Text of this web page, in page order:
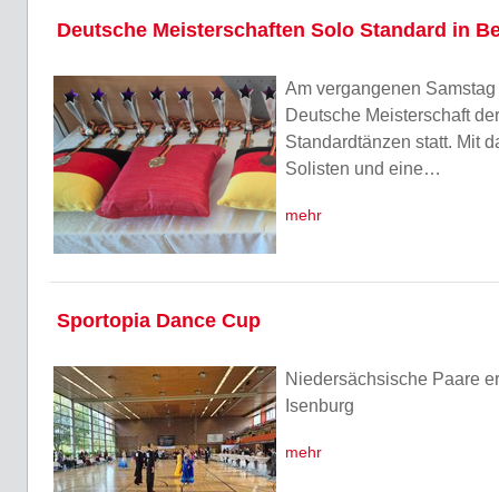
Deutsche Meisterschaften Solo Standard in
Am vergangenen
Deutsche Meisterschaft
Standardtänzen statt. Mit
Solisten und eine…
mehr
Sportopia Dance Cup
Niedersächsische Paare
Isenburg
mehr